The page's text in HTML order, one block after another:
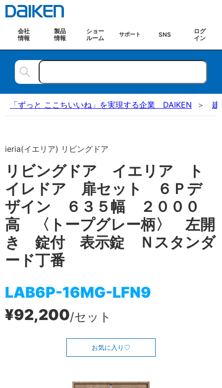
会社
情報
製品
情報
ショー
ルーム
サポート SNS
ログ
イン
「ずっと ここちいいね」を実現する企業 DAIKEN 建
ieria(イエリア) リビングドア
リビングドア イエリア ト
イレドア 扉セット ６Ｐデ
ザイン ６３５幅 ２０００
高 〈トープグレー柄〉 左開
き 錠付 表示錠 Ｎスタンダ
ード丁番
LAB6P-16MG-LFN9
¥92,200/セット
お気に入り